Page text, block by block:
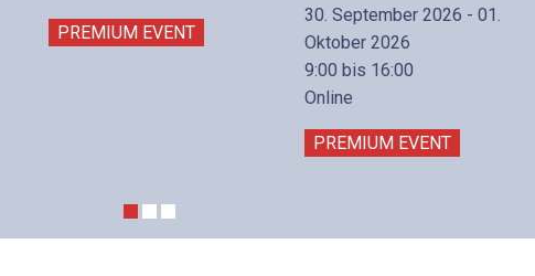
PREMIUM EVENT
30. September 2026 - 01.
Oktober 2026
9:00 bis 16:00
Online
PREMIUM EVENT